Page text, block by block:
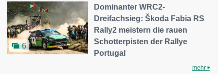
6
Dominanter WRC2-
Dreifachsieg: Škoda Fabia RS
Rally2 meistern die rauen
Schotterpisten der Rallye
Portugal
mehr